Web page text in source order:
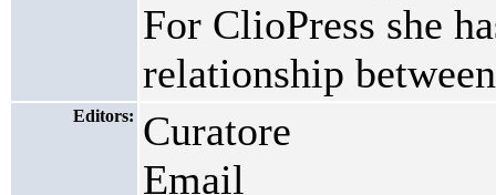
For ClioPress she
relationship
Editors: Curatore
Email